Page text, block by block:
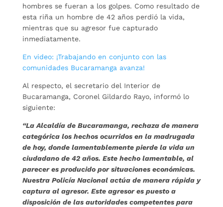
hombres se fueran a los golpes. Como resultado de
esta riña un hombre de 42 años perdió la vida,
mientras que su agresor fue capturado
inmediatamente.
En video: ¡Trabajando en conjunto con las
comunidades Bucaramanga avanza!
Al respecto, el secretario del Interior de
Bucaramanga, Coronel Gildardo Rayo, informó lo
siguiente:
“La Alcaldía de Bucaramanga, rechaza de manera
categórica los hechos ocurridos en la madrugada
de hoy, donde lamentablemente pierde la vida un
ciudadano de 42 años. Este hecho lamentable, al
parecer es producido por situaciones económicas.
Nuestra Policía Nacional actúa de manera rápida y
captura al agresor. Este agresor es puesto a
disposición de las autoridades competentes para